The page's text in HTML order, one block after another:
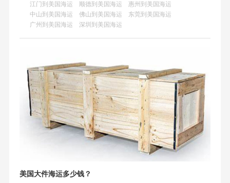
江门到美国海运
顺德到美国海运
惠州到美国海运
中山到美国海运
佛山到美国海运
东莞到美国海运
广州到美国海运
深圳到美国海运
美国大件海运多少钱？